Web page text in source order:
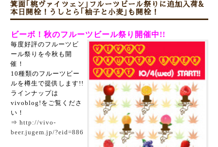
箕面｢桃ヴァイツェン｣フルーツビール祭りに追加入荷&
本日開栓！うしとら｢柚子と小麦｣も開栓！
ビーボ！秋のフルーツビール祭り開催中!!
毎度好評のフルーツビ
ール祭りを今秋も開
催！
10種類のフルーツビー
ルを樽生で提供します!!
ラインナップは
vivoblog!をご覧くださ
い！
⇒ http://vivo-
beer.jugem.jp/?eid=886